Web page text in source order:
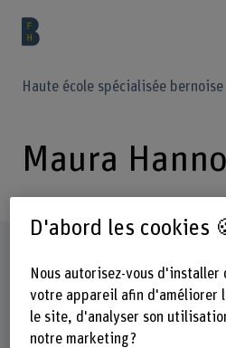
Haute école spécialisée bernoise
Maura
D'abord les cookies
Nous autorisez-vous d'installer
votre appareil afin d'améliorer
le site, d'analyser son
notre marketing ?